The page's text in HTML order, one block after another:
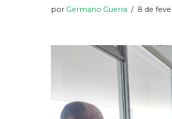
por Germano Guerra 8 de